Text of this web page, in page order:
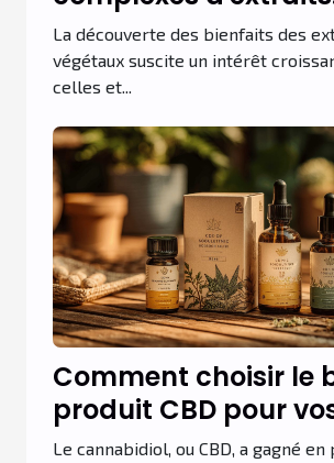
végétaux pour la
La découverte des bienfaits des
végétaux suscite un intérêt
celles et...
Comment choisir le
produit CBD pour
besoins spécifiques
Le cannabidiol, ou CBD, a gagné